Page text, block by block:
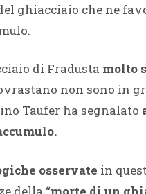
ghiacciaio che ne
di Fradusta molto
non sono in
Taufer ha segnalato
osservate in
della “morte di un